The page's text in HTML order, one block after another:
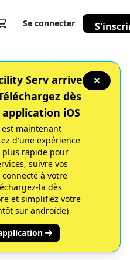
Se connecter
Serv arrive
dès
iOS
est maintenant
d'une expérience
plus rapide pour
suivre vos
à votre
la dès
et simplifiez votre
sur androïde)